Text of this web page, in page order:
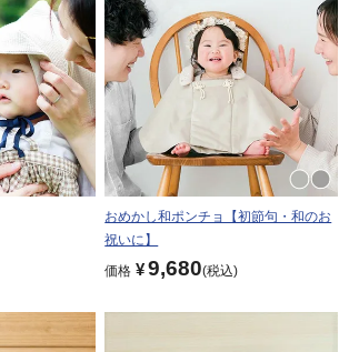
おめかし和ポンチョ【初節句・和のお
祝いに】
価格 ¥9,680 税込